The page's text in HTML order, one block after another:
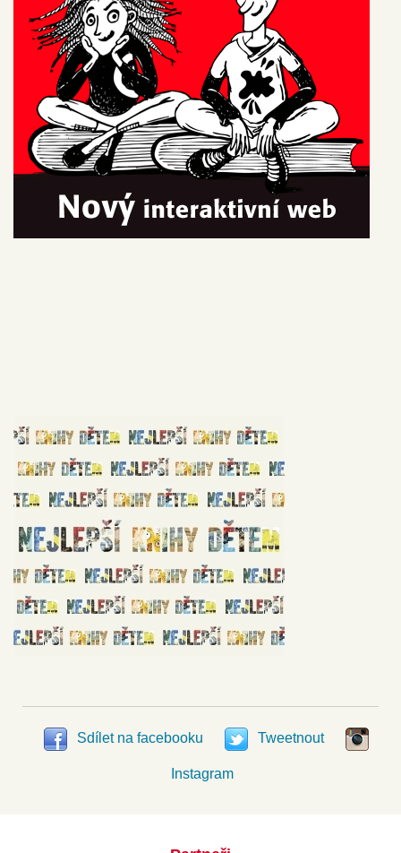
Sdílet na facebooku Tweetnout
Instagram